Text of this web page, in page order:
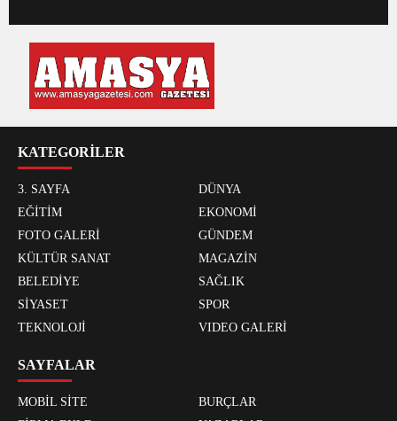
KATEGORİLER
3. SAYFA
DÜNYA
EĞİTİM
EKONOMİ
FOTO GALERİ
GÜNDEM
KÜLTÜR SANAT
MAGAZİN
BELEDİYE
SAĞLIK
SİYASET
SPOR
TEKNOLOJİ
VIDEO GALERİ
SAYFALAR
MOBİL SİTE
BURÇLAR